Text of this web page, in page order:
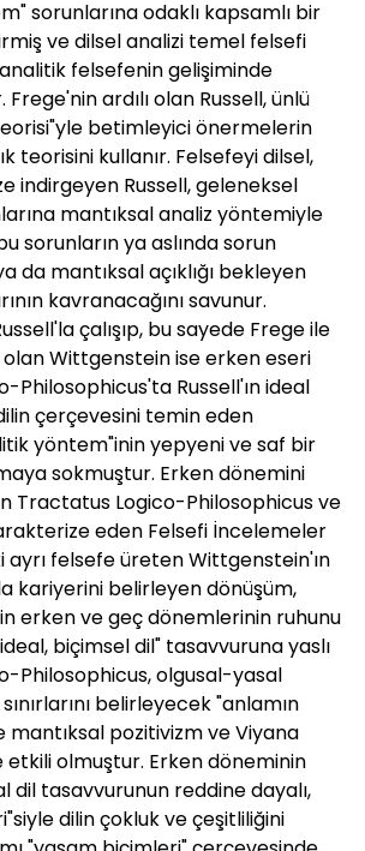
sorunlarına odaklı kapsamlı bir
ve dilsel analizi temel felsefi
felsefenin gelişiminde
ardılı olan Russell, ünlü
betimleyici önermelerin
teorisini kullanır. Felsefeyi dilsel,
indirgeyen Russell, geleneksel
mantıksal analiz yöntemiyle
sorunların ya aslında sorun
da mantıksal açıklığı bekleyen
kavranacağını savunur.
çalışıp, bu sayede Frege ile
Wittgenstein ise erken eseri
Philosophicus'ta Russell'ın ideal
çerçevesini temin eden
yöntem"inin yepyeni ve saf bir
sokmuştur. Erken dönemini
Tractatus Logico-Philosophicus ve
eden Felsefi İncelemeler
ayrı felsefe üreten Wittgenstein'ın
kariyerini belirleyen dönüşüm,
erken ve geç dönemlerinin ruhunu
biçimsel dil" tasavvuruna yaslı
Philosophicus, olgusal-yasal
belirleyecek "anlamın
mantıksal pozitivizm ve Viyana
etkili olmuştur. Erken döneminin
dil tasavvurunun reddine dayalı,
dilin çokluk ve çeşitliliğini